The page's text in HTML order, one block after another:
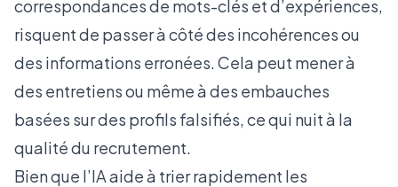
correspondances de mots-clés et d’expériences,
risquent de passer à côté des incohérences ou
des informations erronées. Cela peut mener à
des entretiens ou même à des embauches
basées sur des profils falsifiés, ce qui nuit à la
qualité du recrutement.
Bien que l’IA aide à trier rapidement les